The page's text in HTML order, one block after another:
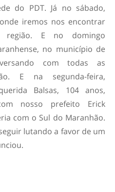
do PDT. Já no sábado,
iremos nos encontrar
região. E no domingo
no município de
com todas as
E na segunda-feira,
Balsas, 104 anos,
nosso prefeito Erick
com o Sul do Maranhão.
lutando a favor de um